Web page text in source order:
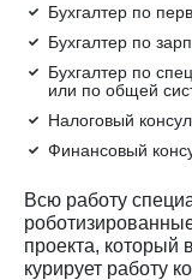
Бухгалтер по
Бухгалтер по
Бухгалтер по
или по общей
Налоговый
Финансовый
Всю работу
проекта, который
курирует работу